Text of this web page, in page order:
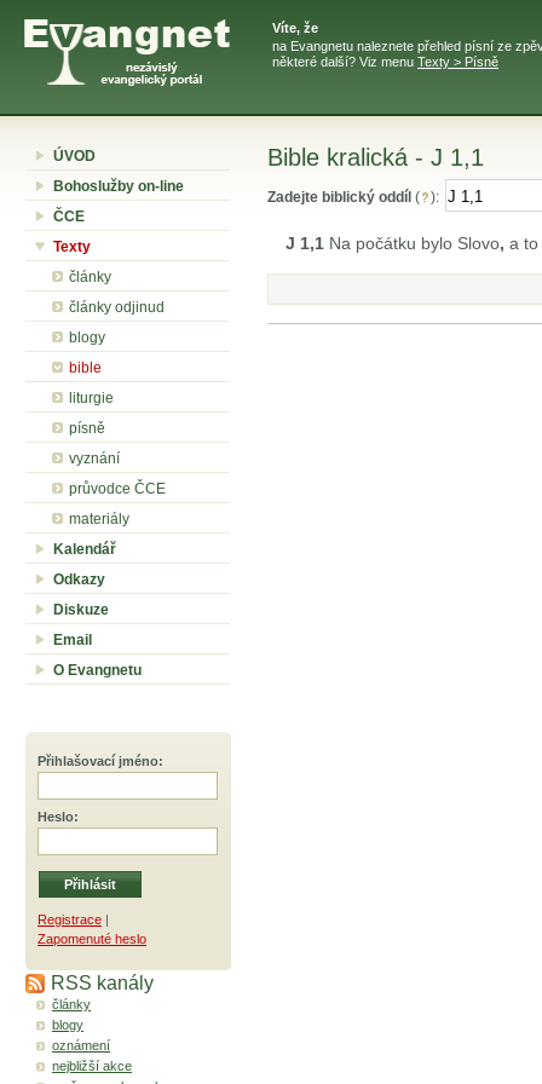
Víte, že
na Evangnetu naleznete přehled písní ze
některé další? Viz menu Texty > Písně
ÚVOD
Bohoslužby on-line
ČCE
Texty
články
články odjinud
blogy
bible
liturgie
písně
vyznání
průvodce ČCE
materiály
Kalendář
Odkazy
Diskuze
Email
O Evangnetu
Přihlašovací jméno:
Heslo:
Registrace |
Zapomenuté heslo
RSS kanály
články
blogy
oznámení
nejbližší akce
Bible kralická - J 1,1
Zadejte biblický oddíl ( ):
J 1,1 Na počátku bylo Slovo, a to